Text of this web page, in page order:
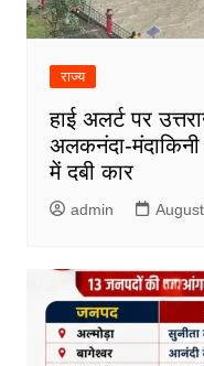
राज्य
हाई अलर्ट पर
अलकनंदा-
में दबी कार
admin